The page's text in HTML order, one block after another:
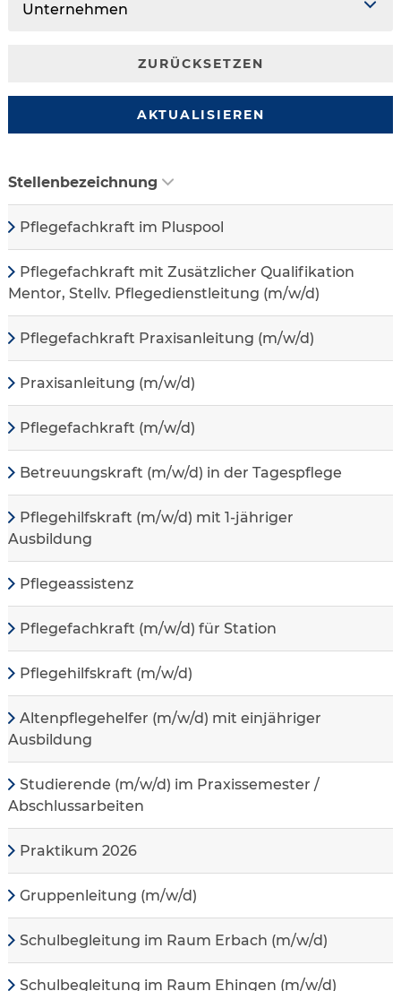
Unternehmen
ZURÜCKSETZEN
AKTUALISIEREN
Stellenbezeichnung
Pflegefachkraft im Pluspool
Pflegefachkraft mit Zusätzlicher Qualifikation
Mentor, Stellv. Pflegedienstleitung (m/w/d)
Pflegefachkraft Praxisanleitung (m/w/d)
Praxisanleitung (m/w/d)
Pflegefachkraft (m/w/d)
Betreuungskraft (m/w/d) in der Tagespflege
Pflegehilfskraft (m/w/d) mit 1-jähriger
Ausbildung
Pflegeassistenz
Pflegefachkraft (m/w/d) für Station
Pflegehilfskraft (m/w/d)
Altenpflegehelfer (m/w/d) mit einjähriger
Ausbildung
Studierende (m/w/d) im Praxissemester /
Abschlussarbeiten
Praktikum 2026
Gruppenleitung (m/w/d)
Schulbegleitung im Raum Erbach (m/w/d)
Schulbegleitung im Raum Ehingen (m/w/d)